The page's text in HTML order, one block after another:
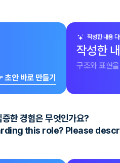
초안 바로 만들기
작성한 내용 다
작성한
구조와 표현
한 경험은 무엇인가요?
this role? Please